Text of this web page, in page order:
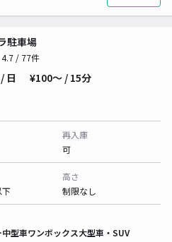
駐車場
4.7 / 77件
/ 日 ¥100〜 / 15分
再入庫
可
高さ
制限なし
中型車ワンボックス大型車・SUV